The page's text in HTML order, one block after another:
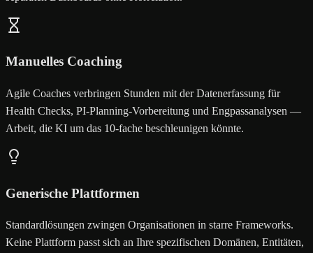
Manuelles Coaching
Agile Coaches verbringen Stunden mit der Datenerfassung für
Health Checks, PI-Planning-Vorbereitung und Engpassanalysen —
Arbeit, die KI um das 10-fache beschleunigen könnte.
Generische Plattformen
Standardlösungen zwingen Organisationen in starre Frameworks.
Keine Plattform passt sich an Ihre spezifischen Domänen, Entitäten,